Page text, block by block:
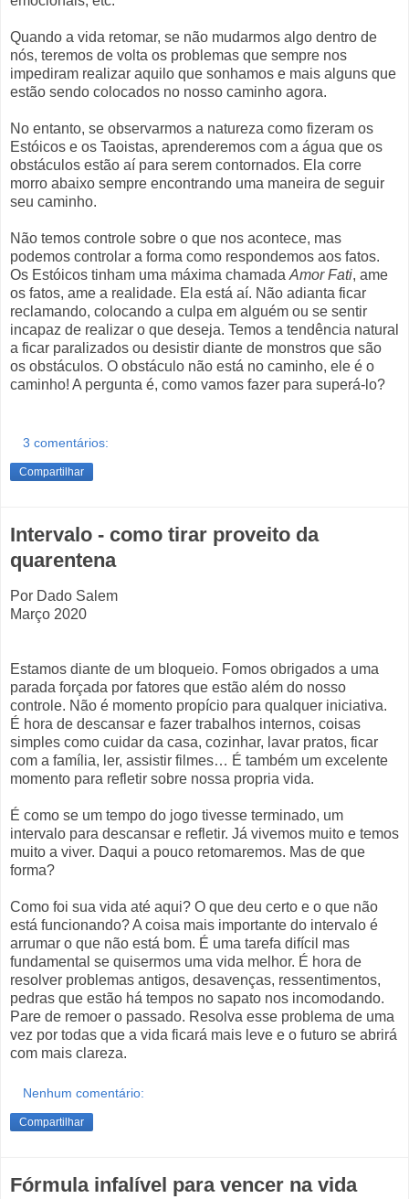
Quando a vida retomar, se não mudarmos algo dentro de
nós, teremos de volta os problemas que sempre nos
impediram realizar aquilo que sonhamos e mais alguns que
estão sendo colocados no nosso caminho agora.
No entanto, se observarmos a natureza como fizeram os
Estóicos e os Taoistas, aprenderemos com a água que os
obstáculos estão aí para serem contornados. Ela corre
morro abaixo sempre encontrando uma maneira de seguir
seu caminho.
Não temos controle sobre o que nos acontece, mas
podemos controlar a forma como respondemos aos fatos.
Os Estóicos tinham uma máxima chamadaAmor Fati, ame
os fatos, ame a realidade. Ela está aí. Não adianta ficar
reclamando, colocando a culpa em alguém ou se sentir
incapaz de realizar o que deseja. Temos a tendência natural
a ficar paralizados ou desistir diante de monstros que são
os obstáculos. O obstáculo não está no caminho, ele é o
caminho! A pergunta é, como vamos fazer para superá-lo?
3 comentários:
Compartilhar
Intervalo - como tirar proveito da
quarentena
Por Dado Salem
Março 2020
Estamos diante de um bloqueio. Fomos obrigados a uma
parada forçada por fatores que estão além do nosso
controle. Não é momento propício para qualquer iniciativa.
É hora de descansar e fazer trabalhos internos, coisas
simples como cuidar da casa, cozinhar, lavar pratos, ficar
com a família, ler, assistir filmes… É também um excelente
momento para refletir sobre nossa propria vida.
É como se um tempo do jogo tivesse terminado, um
intervalo para descansar e refletir. Já vivemos muito e temos
muito a viver. Daqui a pouco retomaremos. Mas de que
forma?
Como foi sua vida até aqui? O que deu certo e o que não
está funcionando? A coisa mais importante do intervalo é
arrumar o que não está bom. É uma tarefa difícil mas
fundamental se quisermos uma vida melhor. É hora de
resolver problemas antigos, desavenças, ressentimentos,
pedras que estão há tempos no sapato nos incomodando.
Pare de remoer o passado. Resolva esse problema de uma
vez por todas que a vida ficará mais leve e o futuro se abrirá
com mais clareza.
Nenhum comentário:
Compartilhar
Fórmula infalível para vencer na vida